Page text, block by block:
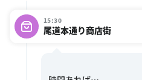
15:30
尾道本通り商店街